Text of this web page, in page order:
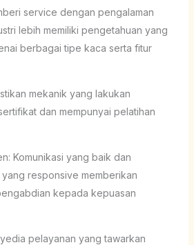
service dengan pengalaman
lebih memiliki pengetahuan yang
berbagai tipe kaca serta fitur
mekanik yang lakukan
dan mempunyai pelatihan
Komunikasi yang baik dan
responsive memberikan
kepada kepuasan
pelayanan yang tawarkan